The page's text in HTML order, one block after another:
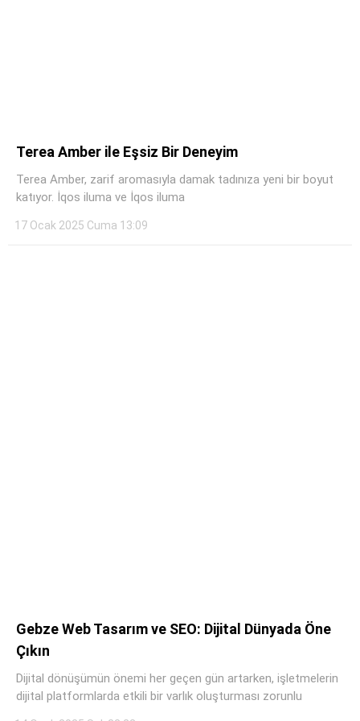
Terea Amber ile Eşsiz Bir Deneyim
Terea Amber, zarif aromasıyla damak tadınıza yeni bir boyut
katıyor. İqos iluma ve İqos iluma
17 Ocak 2025 Cuma 13:09
Gebze Web Tasarım ve SEO: Dijital Dünyada Öne
Çıkın
Dijital dönüşümün önemi her geçen gün artarken, işletmelerin
dijital platformlarda etkili bir varlık oluşturması zorunlu